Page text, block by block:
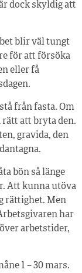
dock skyldig att
blir väl tungt
för att försöka
eller få
från fasta. Om
att bryta den.
gravida, den
bön så länge
Att kunna utöva
rättighet. Men
har
arbetstider,
1 – 30 mars.